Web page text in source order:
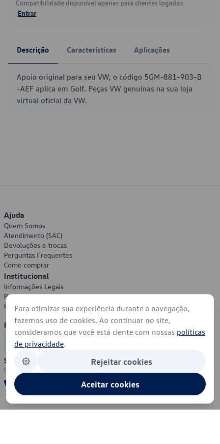
Compatibilidade disponível apenas para clientes logados.
Entrar
Descrição Características Aplicações
Apoio original para seu VW, o código 5GM-881-903-B
-AEF aplica em Golf. Peças VW genuínas na sua loja
virtual oficial da VW.
Ajuda
Quem Somos
Atendimento (SAC)
Devoluções e trocas
Perguntas Frequentes
Como comprar
Institucional
Informações Legais
Política de Privacidade
Política de Cookies
Formas de Pagamento
Segurança
Para otimizar sua experiência durante a navegação,
fazemos uso de cookies. Ao continuar no site,
consideramos que você está ciente com nossas políticas
de privacidade.
Rejeitar cookies
Aceitar cookies